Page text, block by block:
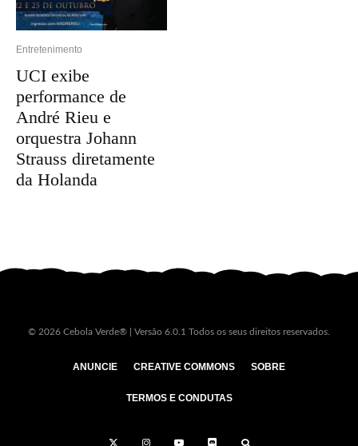
Entretenimento
UCI exibe
performance de
André Rieu e
orquestra Johann
Strauss diretamente
da Holanda
© 2026 Cebola Verde® | Versão 6.0.1 Todos os seus direitos reservados.
ANUNCIE CREATIVE COMMONS SOBRE
TERMOS E CONDUTAS